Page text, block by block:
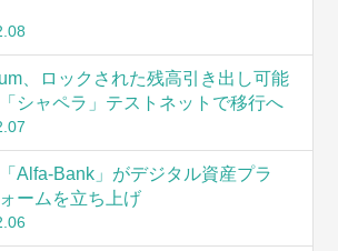
、ロックされた残高引き出し可能
シャペラ」テストネットで移行へ
Alfa-Bank」がデジタル資産プラ
ームを立ち上げ